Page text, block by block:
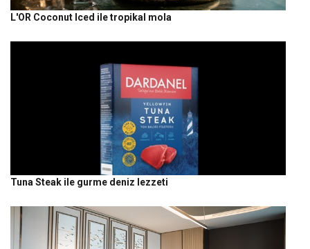
L'OR Coconut Iced ile tropikal mola
Tuna Steak ile gurme deniz lezzeti